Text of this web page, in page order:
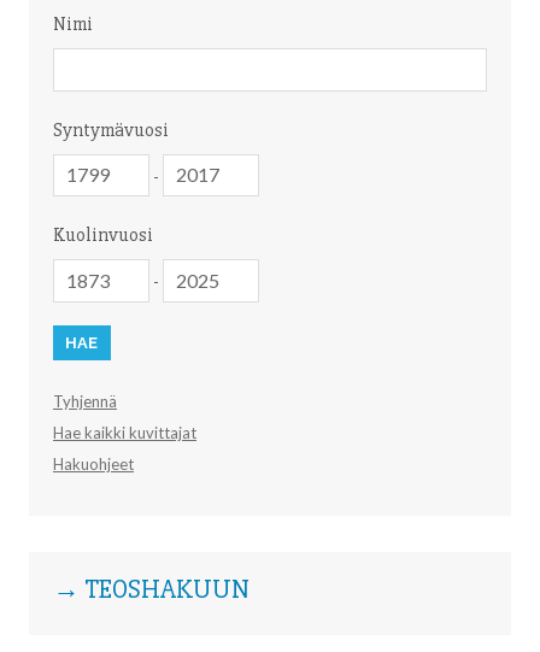
Nimi
Syntymävuosi
-
Kuolinvuosi
-
Tyhjennä
Hae kaikki kuvittajat
Hakuohjeet
→ TEOSHAKUUN